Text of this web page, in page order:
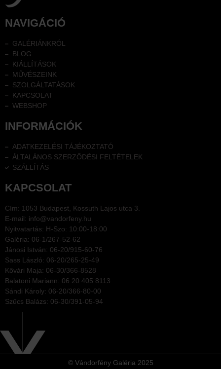
NAVIGÁCIÓ
GALÉRIÁNKRÓL
BLOG
KIÁLLÍTÁSOK
MŰVÉSZEINK
SZOLGÁLTATÁSOK
KAPCSOLAT
WEBSHOP
INFORMÁCIÓK
ADATKEZELÉSI TÁJÉKOZTATÓ
ÁLTALÁNOS SZERZŐDÉSI FELTÉTELEK
SZÁLLÍTÁS
KAPCSOLAT
Cím: 1053 Budapest, Kossuth Lajos utca 3.
E-mail: info@vandorfeny.hu
Nyitvatartás: H-Szo: 10:00-18:00
Galéria: 06-1/267-52-62
Jánosi István: 06-20/915-60-76
Sass László: 06-20/265-25-49
Kővári Maja: 06-30/366-8528
Balatoni Mariann: 06 20 405 8113
Sándi Károly: 06-20/366-80-00
Szűcs Balázs: 06-30/391-05-94
© Vándorfény Galéria 2025